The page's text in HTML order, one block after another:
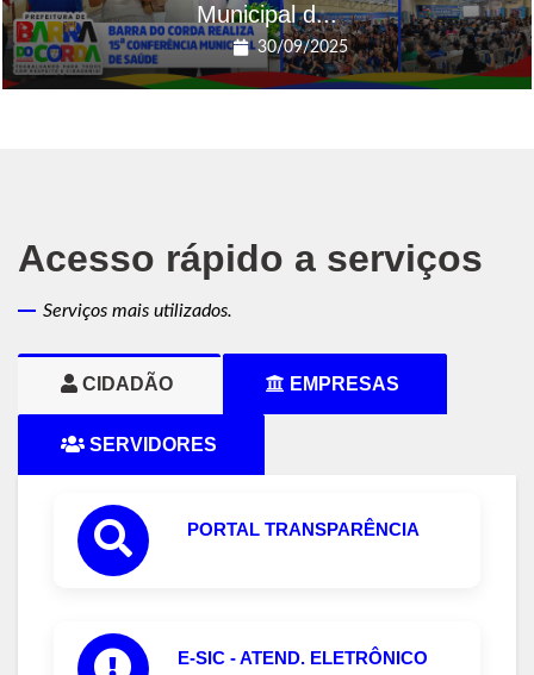
Municipal d...
30/09/2025
Acesso rápido a serviços
Serviços mais utilizados.
CIDADÃO EMPRESAS
SERVIDORES
PORTAL TRANSPARÊNCIA
E-SIC - ATEND. ELETRÔNICO